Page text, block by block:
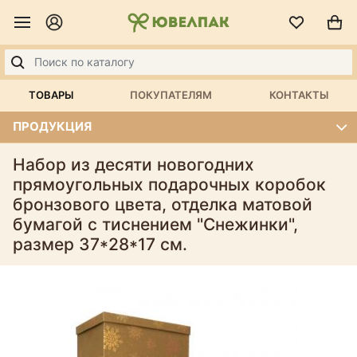
ТОВАРЫ ПОКУПАТЕЛЯМ КОНТАКТЫ
ПРОДУКЦИЯ
Набор из десяти новогодних
прямоугольных подарочных коробок
бронзового цвета, отделка матовой
бумагой с тиснением "Снежинки",
размер 37*28*17 см.